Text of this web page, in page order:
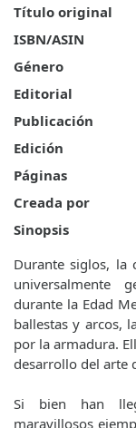
Título original
ISBN/ASIN
Género
Editorial
Publicación
Edición
Páginas
Creada por
Sinopsis
Durante siglos, la
universalmente
durante la Edad
ballestas y arcos,
por la armadura.
desarrollo del arte
Si bien han
maravillosos